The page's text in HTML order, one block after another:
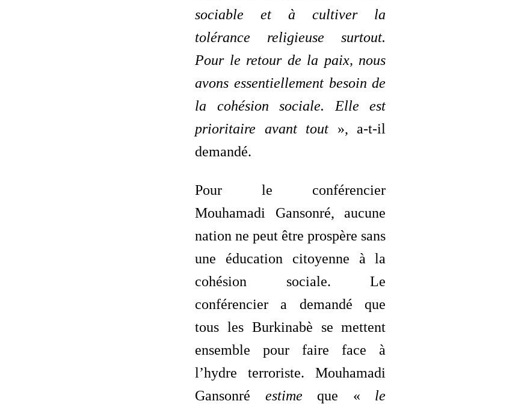
sociable et à cultiver la
tolérance religieuse surtout.
Pour le retour de la paix, nous
avons essentiellement besoin de
la cohésion sociale. Elle est
prioritaire avant tout », a-t-il
demandé.
Pour le conférencier
Mouhamadi Gansonré, aucune
nation ne peut être prospère sans
une éducation citoyenne à la
cohésion sociale. Le
conférencier a demandé que
tous les Burkinabè se mettent
ensemble pour faire face à
l’hydre terroriste. Mouhamadi
Gansonré estime que « le